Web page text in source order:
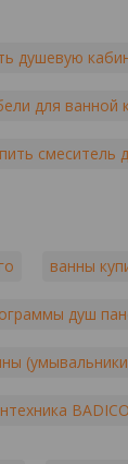
душевую
для ванной
смеситель
ванны
душ
BADICO